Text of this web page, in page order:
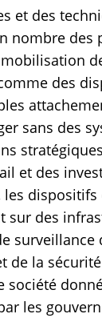
et des
nombre
des
sans des
et des
sur des
de la
société
les